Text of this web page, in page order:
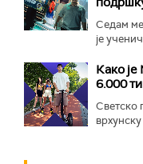
Седам
је
Како је
6.000
Светско